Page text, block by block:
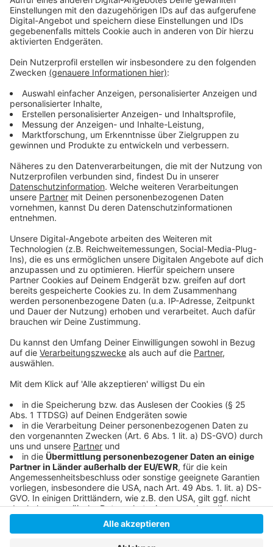
Das Düsseldorfer Frühjahr 2024 (also die Monate
März, April und Mai) sei das nasseste je gemessene
seien knapp mehr gewesen als im bisherigen
Lauterkorn sagt außerdem, dass es nur im Jahr 2007
mit 12,3 Grad Durchschnittstemperatur im Frühling
noch etwas milder war. Morgen beginnt mit dem Juni
der meteorologische Sommer. Zum Frühjahr zählen die
Anzeige
Anzeige
In der März-Bilanz hatte sich das
Frühjahrsergebnis schon angedeutet
Die Vorhersage für die kommenden Tage
Auch der Winter hatte die Schlagworte "zu nass"
und "zu mild"
Anzeige
Anzeige